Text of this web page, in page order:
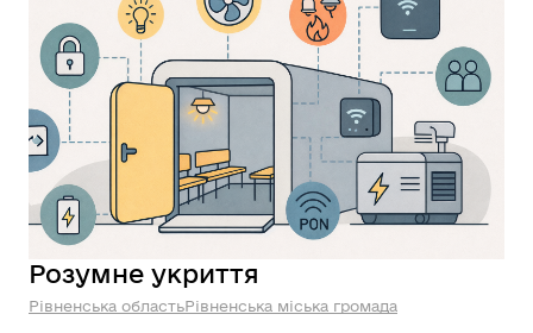
Розумне укриття
Рівненська областьРівненська міська громада